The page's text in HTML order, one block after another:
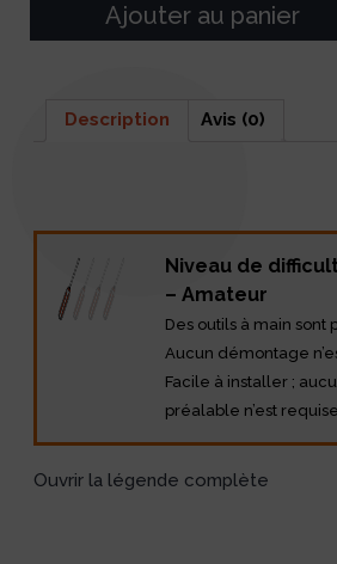
Ajouter au panier
Description Avis (0)
Niveau de
– Amateur
Des outils à main sont
Aucun démontage
Facile à installer ;
préalable n’est
Ouvrir la légende complète